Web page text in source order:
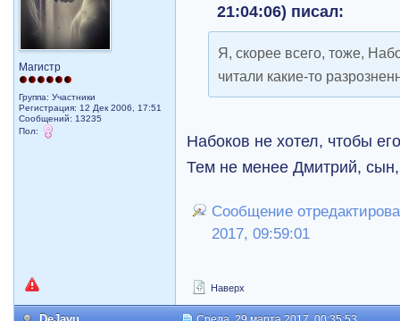
Магистр
Группа: Участники
Регистрация: 12 Дек 2006, 17:51
Сообщений: 13235
Пол:
21:04:06) писал:
Я, скорее всего, тоже,
читали какие-то
Набоков не хотел, чтобы
Тем не менее Дмитрий,
Сообщение
2017, 09:59:01
Наверх